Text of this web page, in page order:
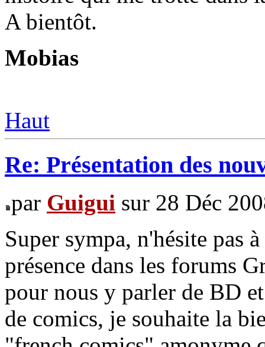
A bientôt.
Mobias
Haut
Re: Présentation des
par Guigui sur 28 Déc
Super sympa, n'hésite pas
présence dans les forums
pour nous y parler de BD
de comics, je souhaite la